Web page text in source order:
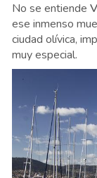
No se entiende
ese inmenso
ciudad olívica,
muy especial.